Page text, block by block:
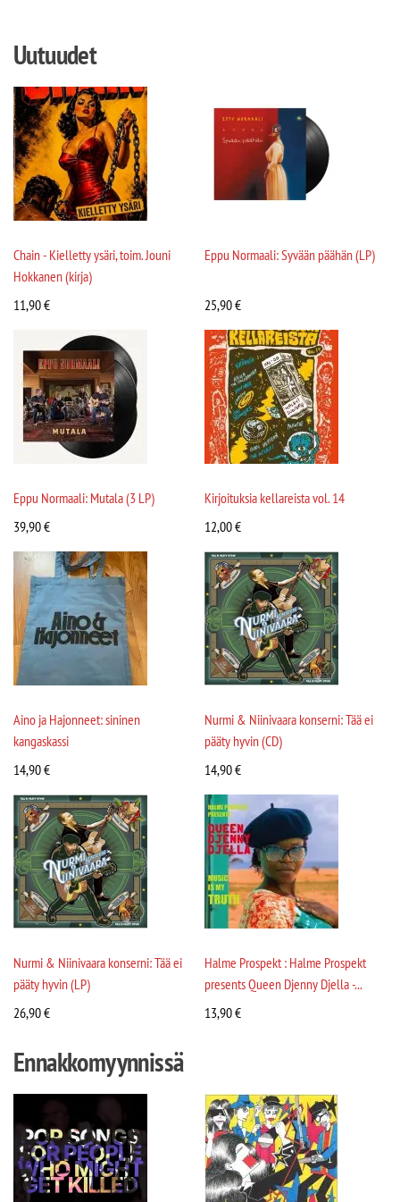
Uutuudet
Chain - Kielletty ysäri, toim. Jouni
Hokkanen (kirja)
11,90€
Eppu Normaali: Syvään päähän (LP)
25,90€
Eppu Normaali: Mutala (3 LP)
39,90€
Kirjoituksia kellareista vol. 14
12,00€
Aino ja Hajonneet: sininen
kangaskassi
14,90€
Nurmi & Niinivaara konserni: Tää ei
pääty hyvin (CD)
14,90€
Nurmi & Niinivaara konserni: Tää ei
pääty hyvin (LP)
26,90€
Halme Prospekt : Halme Prospekt
presents Queen Djenny Djella -...
13,90€
Ennakkomyynnissä